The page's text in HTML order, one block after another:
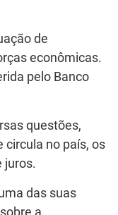
de
econômicas.
pelo Banco
questões,
circula no país, os
juros.
das suas
a